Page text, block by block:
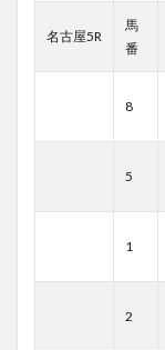
名古屋5R
馬
番
8
5
1
2